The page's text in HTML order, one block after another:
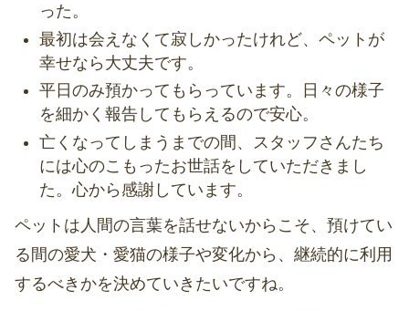
った。
最初は会えなくて寂しかったけれど、ペットが
幸せなら大丈夫です。
平日のみ預かってもらっています。日々の様子
を細かく報告してもらえるので安心。
亡くなってしまうまでの間、スタッフさんたち
には心のこもったお世話をしていただきまし
た。心から感謝しています。
ペットは人間の言葉を話せないからこそ、預けてい
る間の愛犬・愛猫の様子や変化から、継続的に利用
するべきかを決めていきたいですね。